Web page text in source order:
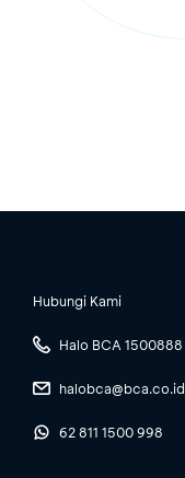
Hubungi Kami
Halo BCA 1500888
halobca@bca.co.id
62 811 1500 998